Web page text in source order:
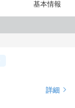
基本情報
詳細